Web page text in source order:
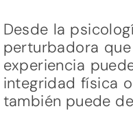
Desde la
perturbadora
experiencia
integridad física
también puede